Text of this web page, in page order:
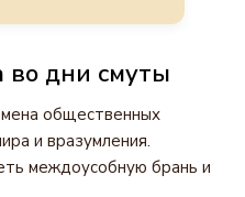
во дни смуты
общественных
и вразумления.
междоусобную брань и